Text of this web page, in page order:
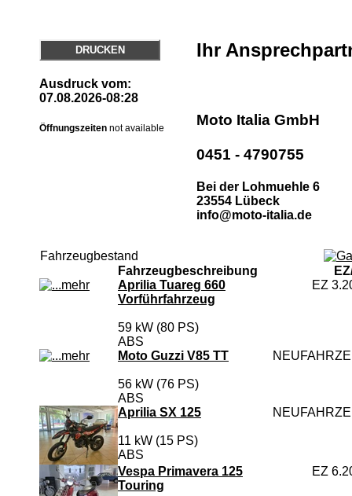
DRUCKEN
Ausdruck vom:
07.08.2026-08:28
Öffnungszeiten not available
Ihr
Moto Italia GmbH
0451 - 4790755
Bei der Lohmuehle 6
23554 Lübeck
info@moto-italia.de
Fahrzeugbestand
Fahrzeugbeschreibung
Aprilia Tuareg 660
Vorführfahrzeug
59 kW (80 PS)
ABS
EZ
Moto Guzzi V85 TT
56 kW (76 PS)
ABS
Aprilia SX 125
11 kW (15 PS)
ABS
Vespa Primavera 125
Touring
EZ